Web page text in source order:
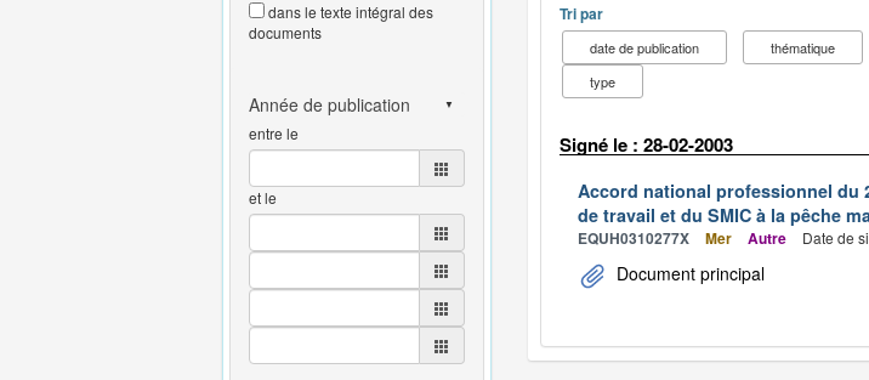
dans le texte intégral des
documents
entre le
et le
Tri par
date de publication thématique
type
Signé le : 28-02-2003
Accord national professionnel du
de travail et du SMIC à la pêche
EQUH0310277X Mer Autre Date de
Document principal